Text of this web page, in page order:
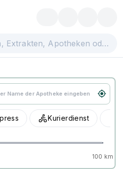
Kurierdienst
100 km